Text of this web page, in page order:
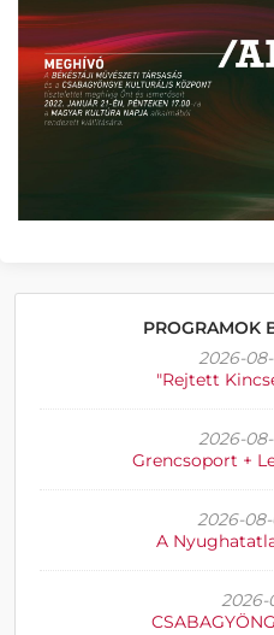
PROGRAMOK
2026-
"Rejtett
2026-
Grencsoport +
2026-
A
2026-